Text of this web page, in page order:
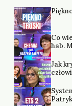
Co
hab.
Jak